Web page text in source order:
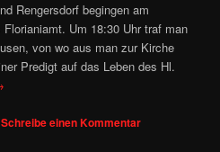
Rengersdorf begingen am
Um 18:30 Uhr traf man
von wo aus man zur Kirche
Predigt auf das Leben des Hl.
Schreibe einen Kommentar